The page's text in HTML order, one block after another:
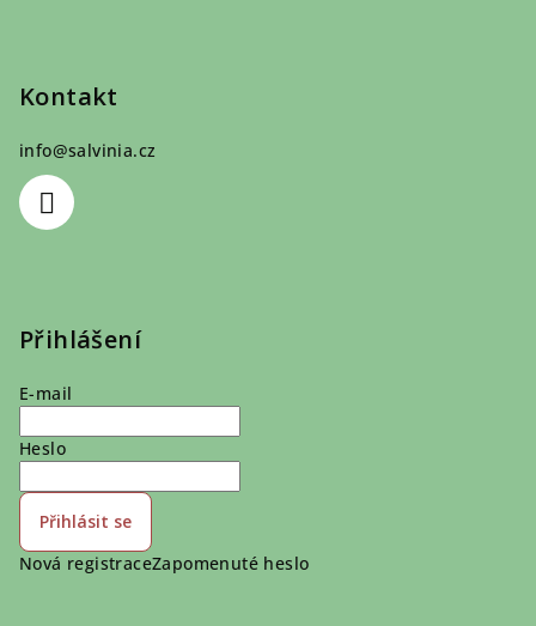
Kontakt
info@salvinia.cz
Přihlášení
E-mail
Heslo
Přihlásit se
Nová registraceZapomenuté heslo